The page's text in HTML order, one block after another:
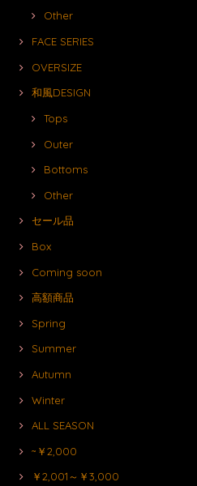
Other
FACE SERIES
OVERSIZE
和風DESIGN
Tops
Outer
Bottoms
Other
セール品
Box
Coming soon
高額商品
Spring
Summer
Autumn
Winter
ALL SEASON
~￥2,000
￥2,001～￥3,000